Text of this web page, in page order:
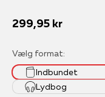
Salgspris
299,95 kr
Vælg format:
Indbundet
Lydbog